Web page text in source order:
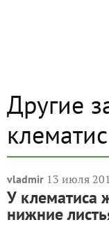
Другие
клематис
vladmir 13 июля
У клематиса
нижние